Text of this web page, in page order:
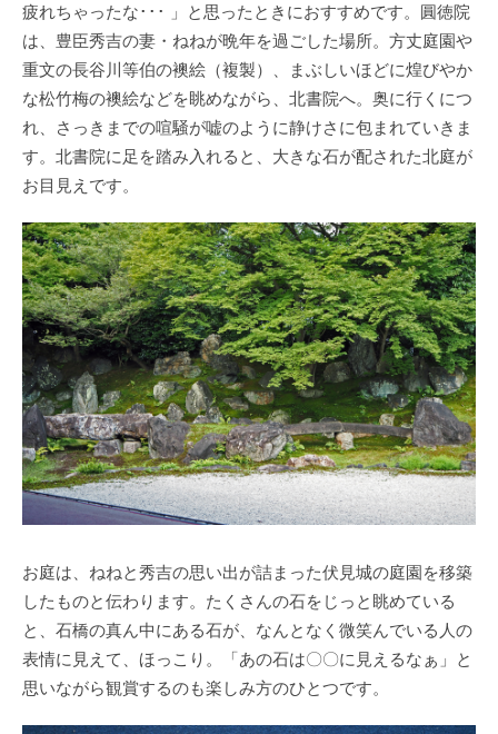
疲れちゃったな･･･ 」と思ったときにおすすめです。圓徳院
は、豊臣秀吉の妻・ねねが晩年を過ごした場所。方丈庭園や
重文の長谷川等伯の襖絵（複製）、まぶしいほどに煌びやか
な松竹梅の襖絵などを眺めながら、北書院へ。奥に行くにつ
れ、さっきまでの喧騒が嘘のように静けさに包まれていきま
す。北書院に足を踏み入れると、大きな石が配された北庭が
お目見えです。
お庭は、ねねと秀吉の思い出が詰まった伏見城の庭園を移築
したものと伝わります。たくさんの石をじっと眺めている
と、石橋の真ん中にある石が、なんとなく微笑んでいる人の
表情に見えて、ほっこり。「あの石は〇〇に見えるなぁ」と
思いながら観賞するのも楽しみ方のひとつです。